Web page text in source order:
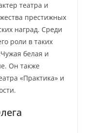
театра и
престижных
наград. Среди
роли в таких
белая и
Он также
«Практика» и